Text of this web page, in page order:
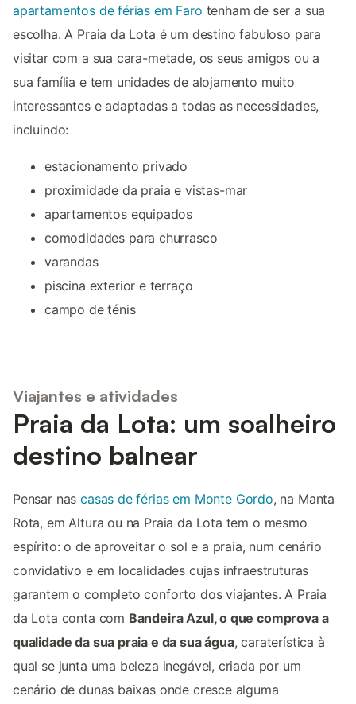
apartamentos de férias em Faro tenham de ser a sua
escolha. A Praia da Lota é um destino fabuloso para
visitar com a sua cara-metade, os seus amigos ou a
sua família e tem unidades de alojamento muito
interessantes e adaptadas a todas as necessidades,
incluindo:
estacionamento privado
proximidade da praia e vistas-mar
apartamentos equipados
comodidades para churrasco
varandas
piscina exterior e terraço
campo de ténis
Viajantes e atividades
Praia da Lota: um soalheiro
destino balnear
Pensar nascasas de férias em Monte Gordo, na Manta
Rota, em Altura ou na Praia da Lota tem o mesmo
espírito: o de aproveitar o sol e a praia, num cenário
convidativo e em localidades cujas infraestruturas
garantem o completo conforto dos viajantes. A Praia
da Lota conta com Bandeira Azul, o que comprova a
qualidade da sua praia e da sua água, caraterística à
qual se junta uma beleza inegável, criada por um
cenário de dunas baixas onde cresce alguma